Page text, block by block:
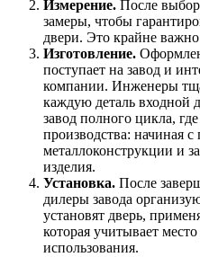
Измерение. После
замеры, чтобы
двери. Это крайне
Изготовление.
поступает на завод и
компании. Инженеры
каждую деталь входной
завод полного цикла,
производства: начиная с
металлоконструкции и
изделия.
Установка. После
дилеры завода
установят дверь,
которая учитывает
использования.